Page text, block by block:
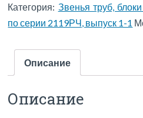
Категория: Звенья труб,
по серии 2119РЧ, выпуск 1-1
Описание
Описание